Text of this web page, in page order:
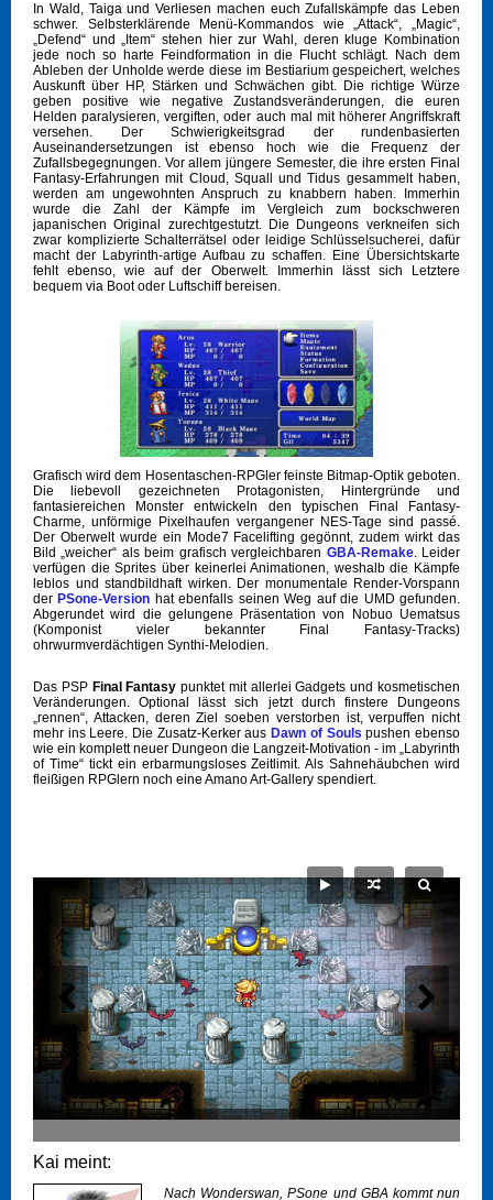
In Wald, Taiga und Verliesen machen euch Zufallskämpfe das Leben
schwer. Selbsterklärende Menü-Kommandos wie „Attack“, „Magic“,
„Defend“ und „Item“ stehen hier zur Wahl, deren kluge Kombination
jede noch so harte Feindformation in die Flucht schlägt. Nach dem
Ableben der Unholde werde diese im Bestiarium gespeichert, welches
Auskunft über HP, Stärken und Schwächen gibt. Die richtige Würze
geben positive wie negative Zustandsveränderungen, die euren
Helden paralysieren, vergiften, oder auch mal mit höherer Angriffskraft
versehen. Der Schwierigkeitsgrad der rundenbasierten
Auseinandersetzungen ist ebenso hoch wie die Frequenz der
Zufallsbegegnungen. Vor allem jüngere Semester, die ihre ersten Final
Fantasy-Erfahrungen mit Cloud, Squall und Tidus gesammelt haben,
werden am ungewohnten Anspruch zu knabbern haben. Immerhin
wurde die Zahl der Kämpfe im Vergleich zum bockschweren
japanischen Original zurechtgestutzt. Die Dungeons verkneifen sich
zwar komplizierte Schalterrätsel oder leidige Schlüsselsucherei, dafür
macht der Labyrinth-artige Aufbau zu schaffen. Eine Übersichtskarte
fehlt ebenso, wie auf der Oberwelt. Immerhin lässt sich Letztere
bequem via Boot oder Luftschiff bereisen.
Grafisch wird dem Hosentaschen-RPGler feinste Bitmap-Optik geboten.
Die liebevoll gezeichneten Protagonisten, Hintergründe und
fantasiereichen Monster entwickeln den typischen Final Fantasy-
Charme, unförmige Pixelhaufen vergangener NES-Tage sind passé.
Der Oberwelt wurde ein Mode7 Facelifting gegönnt, zudem wirkt das
Bild „weicher“ als beim grafisch vergleichbaren GBA-Remake. Leider
verfügen die Sprites über keinerlei Animationen, weshalb die Kämpfe
leblos und standbildhaft wirken. Der monumentale Render-Vorspann
der PSone-Version hat ebenfalls seinen Weg auf die UMD gefunden.
Abgerundet wird die gelungene Präsentation von Nobuo Uematsus
(Komponist vieler bekannter Final Fantasy-Tracks)
ohrwurmverdächtigen Synthi-Melodien.
Das PSP Final Fantasy punktet mit allerlei Gadgets und kosmetischen
Veränderungen. Optional lässt sich jetzt durch finstere Dungeons
„rennen“, Attacken, deren Ziel soeben verstorben ist, verpuffen nicht
mehr ins Leere. Die Zusatz-Kerker aus Dawn of Souls pushen ebenso
wie ein komplett neuer Dungeon die Langzeit-Motivation - im „Labyrinth
of Time“ tickt ein erbarmungsloses Zeitlimit. Als Sahnehäubchen wird
fleißigen RPGlern noch eine Amano Art-Gallery spendiert.
Kai meint:
Nach Wonderswan, PSone und GBA kommt nun